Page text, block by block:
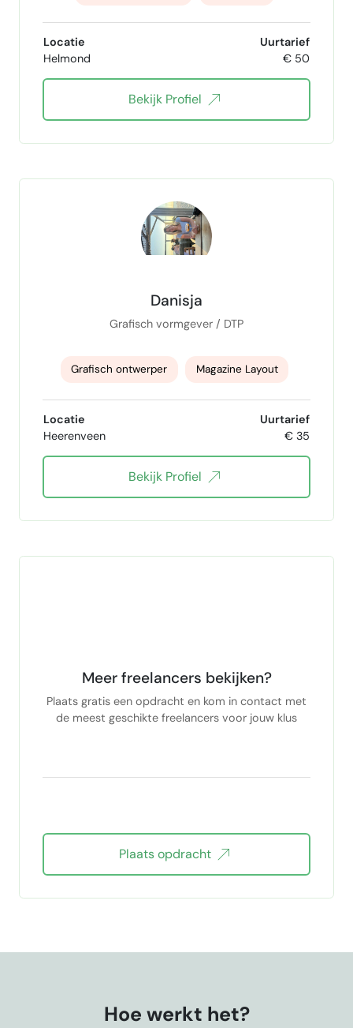
Locatie
Helmond
Uurtarief
€ 50
Bekijk Profiel
Danisja
Grafisch vormgever / DTP
Grafisch ontwerper Magazine Layout
Locatie
Heerenveen
Uurtarief
€ 35
Bekijk Profiel
Meer freelancers bekijken?
Plaats gratis een opdracht en kom in contact met
de meest geschikte freelancers voor jouw klus
Plaats opdracht
Hoe werkt het?